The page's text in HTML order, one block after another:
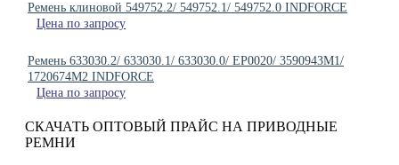
Ремень клиновой 549752.2/ 549752.1/ 549752.0 INDFORCE
Цена по запросу
Ремень 633030.2/ 633030.1/ 633030.0/ EP0020/ 3590943M1/
1720674M2 INDFORCE
Цена по запросу
СКАЧАТЬ ОПТОВЫЙ ПРАЙС НА ПРИВОДНЫЕ
РЕМНИ